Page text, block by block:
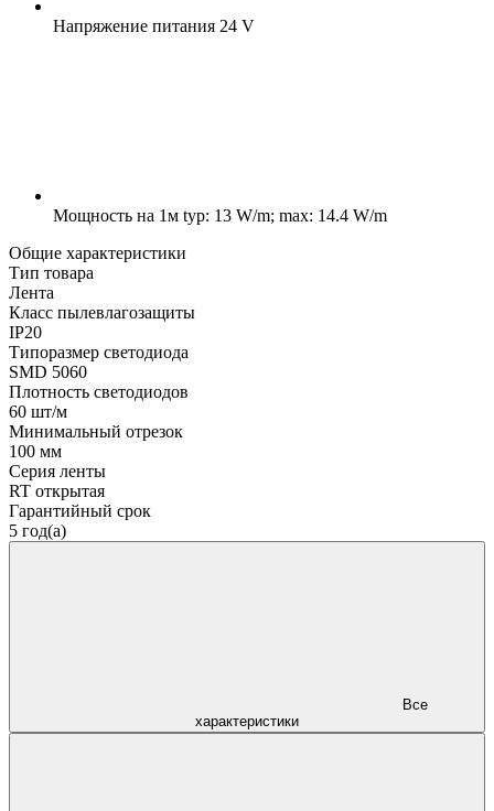
Напряжение питания 24 V
Мощность на 1м typ: 13 W/m; max: 14.4 W/m
Общие характеристики
Тип товара
Лента
Класс пылевлагозащиты
IP20
Типоразмер светодиода
SMD 5060
Плотность светодиодов
60 шт/м
Минимальный отрезок
100 мм
Серия ленты
RT открытая
Гарантийный срок
5 год(а)
характеристики